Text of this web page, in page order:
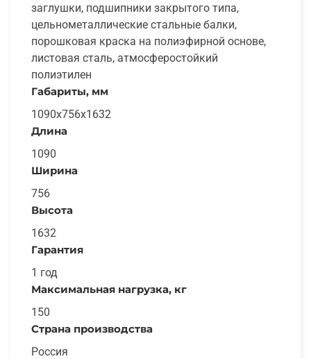
заглушки, подшипники закрытого типа,
цельнометаллические стальные балки,
порошковая краска на полиэфирной основе,
листовая сталь, атмосферостойкий
полиэтилен
Габариты, мм
1090х756x1632
Длина
1090
Ширина
756
Высота
1632
Гарантия
1 год
Максимальная нагрузка, кг
150
Страна производства
Россия